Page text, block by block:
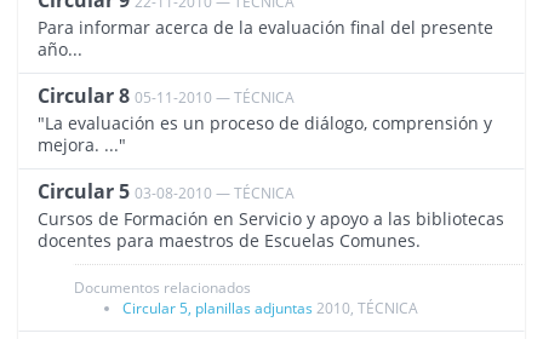
Para informar acerca de la evaluación final del presente
año...
Circular 8 05-11-2010 — TÉCNICA
"La evaluación es un proceso de diálogo, comprensión y
mejora. ..."
Circular 5 03-08-2010 — TÉCNICA
Cursos de Formación en Servicio y apoyo a las bibliotecas
docentes para maestros de Escuelas Comunes.
Documentos relacionados
Circular 5, planillas adjuntas 2010, TÉCNICA